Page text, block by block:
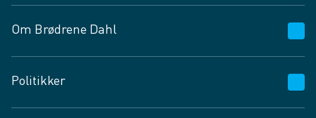
Om Brødrene Dahl
Vagttelefon 30 10 89 89
Spørgsmål og svar
Politikker